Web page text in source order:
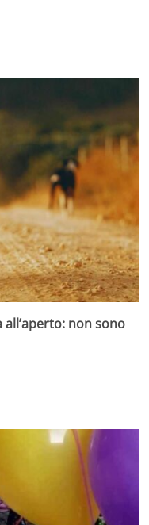
all’aperto: non sono